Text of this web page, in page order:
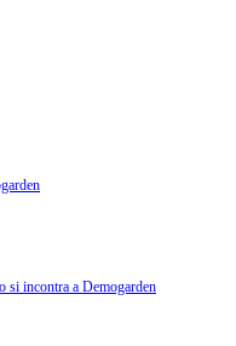
si incontra a Demogarden